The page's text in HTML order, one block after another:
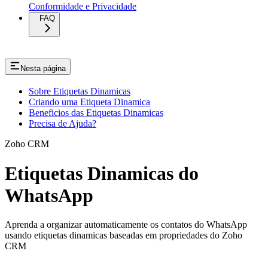
Conformidade e Privacidade
FAQ
Nesta página
Sobre Etiquetas Dinamicas
Criando uma Etiqueta Dinamica
Beneficios das Etiquetas Dinamicas
Precisa de Ajuda?
Zoho CRM
Etiquetas Dinamicas do
WhatsApp
Aprenda a organizar automaticamente os contatos do WhatsApp
usando etiquetas dinamicas baseadas em propriedades do Zoho
CRM